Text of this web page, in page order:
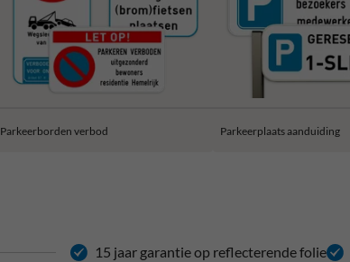
Parkeerborden verbod Parkeerplaats aanduiding
15 jaar garantie op reflecterende folie